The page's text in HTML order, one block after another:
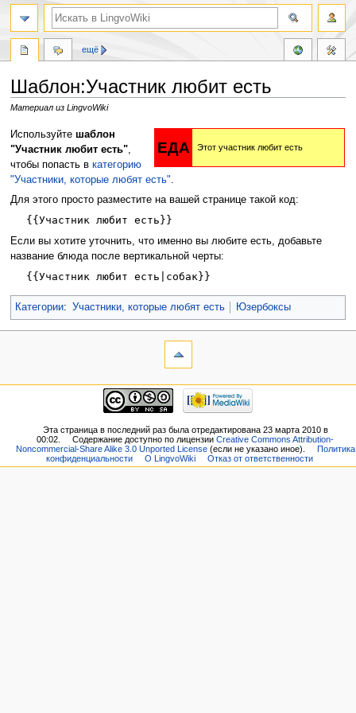
Шаблон:Участник любит есть
Материал из LingvoWiki
Перейти
к
навигации
Перейти
к
поиску
ЕДА Этот участник любит есть
Используйте шаблон
"Участник любит есть",
чтобы попасть в категорию
"Участники, которые любят есть"
Для этого просто разместите на вашей странице такой код:
{{Участник любит есть}}
Если вы хотите уточнить, что именно вы любите есть, добавьте
название блюда после вертикальной черты:
{{Участник любит есть|собак}}
Категории: Участники, которые любят есть Юзербоксы
ещё
Эта страница в последний раз была отредактирована 23 марта 2010 в
00:02.
Содержание доступно по лицензииCreative Commons Attribution-
Noncommercial-Share Alike 3.0 Unported License(если не указано иное).
Политика
конфиденциальности
О LingvoWiki Отказ от ответственности